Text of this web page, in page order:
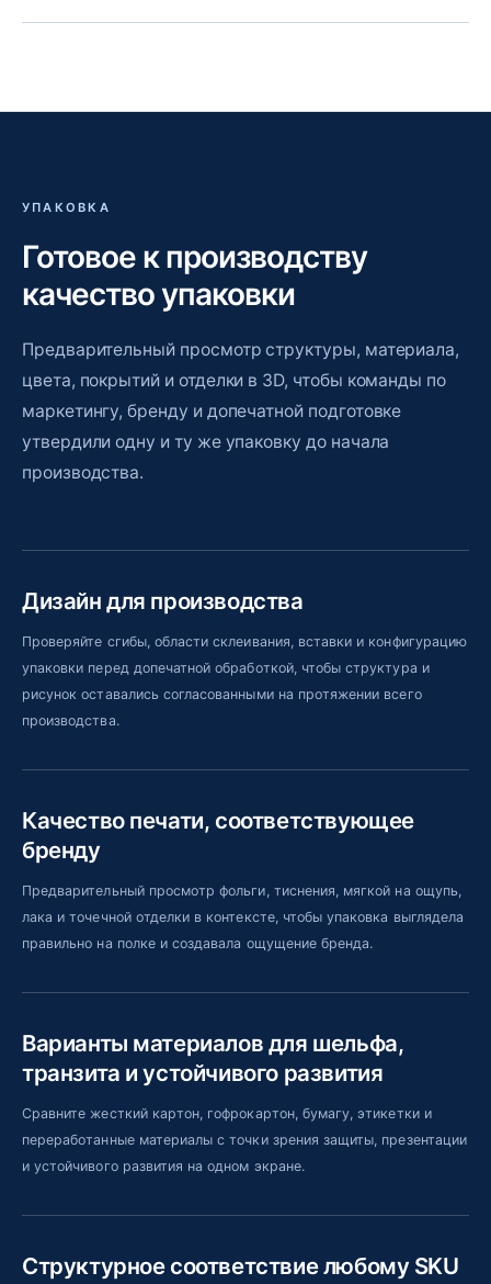
УПАКОВКА
Готовое к производству
качество упаковки
Предварительный просмотр структуры, материала,
цвета, покрытий и отделки в 3D, чтобы команды по
маркетингу, бренду и допечатной подготовке
утвердили одну и ту же упаковку до начала
производства.
Дизайн для производства
Проверяйте сгибы, области склеивания, вставки и конфигурацию
упаковки перед допечатной обработкой, чтобы структура и
рисунок оставались согласованными на протяжении всего
производства.
Качество печати, соответствующее
бренду
Предварительный просмотр фольги, тиснения, мягкой на ощупь,
лака и точечной отделки в контексте, чтобы упаковка выглядела
правильно на полке и создавала ощущение бренда.
Варианты материалов для шельфа,
транзита и устойчивого развития
Сравните жесткий картон, гофрокартон, бумагу, этикетки и
переработанные материалы с точки зрения защиты, презентации
и устойчивого развития на одном экране.
Структурное соответствие любому SKU